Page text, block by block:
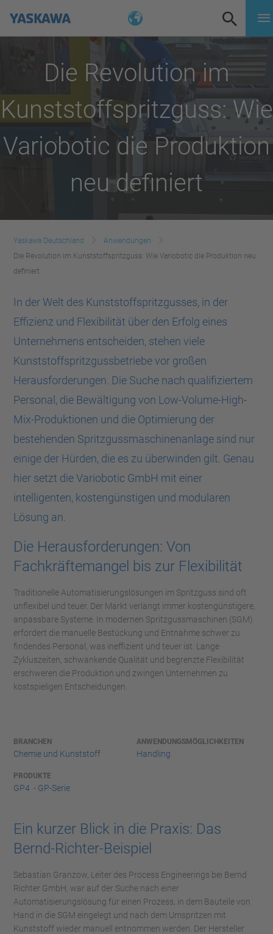
Die Revolution im
Kunststoffspritzguss: Wie
Variobotic die Produktion
neu definiert
Yaskawa Deutschland
Anwendungen
Die Revolution im Kunststoffspritzguss: Wie Variobotic die Produktion neu
definiert
In der Welt des Kunststoffspritzgusses, in der
Effizienz und Flexibilität über den Erfolg eines
Unternehmens entscheiden, stehen viele
Kunststoffspritzgussbetriebe vor großen
Herausforderungen. Die Suche nach qualifiziertem
Personal, die Bewältigung von Low-Volume-High-
Mix-Produktionen und die Optimierung der
bestehenden Spritzgussmaschinenanlage sind nur
einige der Hürden, die es zu überwinden gilt. Genau
hier setzt die Variobotic GmbH mit einer
intelligenten, kostengünstigen und modularen
Lösung an.
Die Herausforderungen: Von
Fachkräftemangel bis zur Flexibilität
Traditionelle Automatisierungslösungen im Spritzguss sind oft
unflexibel und teuer. Der Markt verlangt immer kostengünstigere,
anpassbare Systeme. In modernen Spritzgussmaschinen (SGM)
erfordert die manuelle Bestückung und Entnahme schwer zu
findendes Personal, was ineffizient und teuer ist. Lange
Zykluszeiten, schwankende Qualität und begrenzte Flexibilität
erschweren die Produktion und zwingen Unternehmen zu
kostspieligen Entscheidungen.
BRANCHEN
Chemie und Kunststoff
ANWENDUNGSMÖGLICHKEITEN
Handling
PRODUKTE
GP4 - GP-Serie
Ein kurzer Blick in die Praxis: Das
Bernd-Richter-Beispiel
Sebastian Granzow, Leiter des Process Engineerings bei Bernd
Richter GmbH, war auf der Suche nach einer
Automatisierungslösung für einen Prozess, in dem Bauteile von
Hand in die SGM eingelegt und nach dem Umspritzen mit
Kunststoff wieder manuell entnommen werden. Der Hersteller